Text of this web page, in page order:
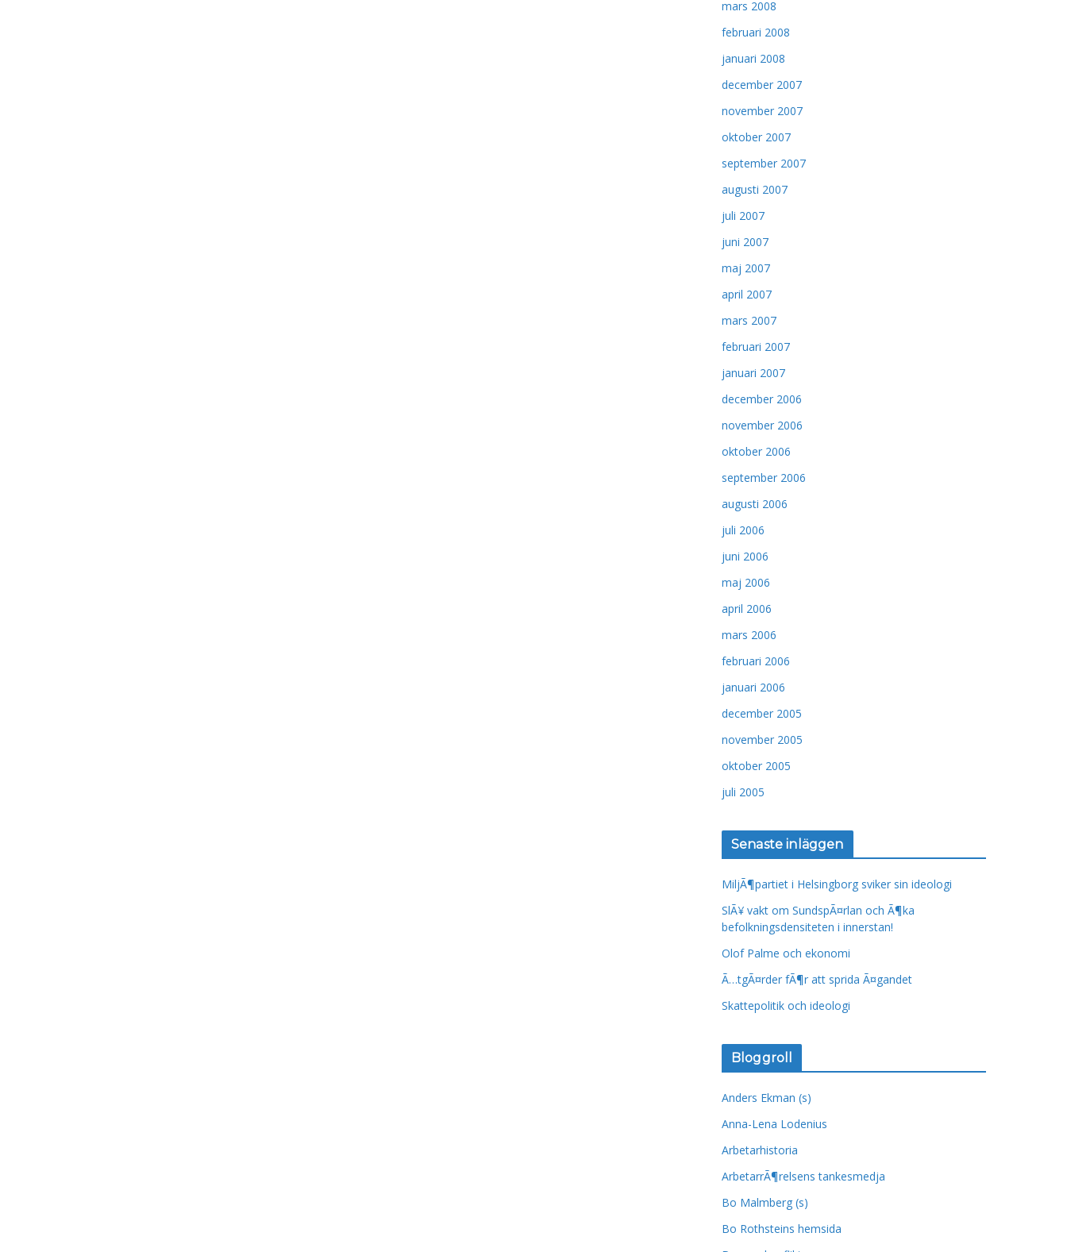
mars 2008
februari 2008
januari 2008
december 2007
november 2007
oktober 2007
september 2007
augusti 2007
juli 2007
juni 2007
maj 2007
april 2007
mars 2007
februari 2007
januari 2007
december 2006
november 2006
oktober 2006
september 2006
augusti 2006
juli 2006
juni 2006
maj 2006
april 2006
mars 2006
februari 2006
januari 2006
december 2005
november 2005
oktober 2005
juli 2005
Senaste inläggen
MiljÃ¶partiet i Helsingborg sviker sin ideologi
SlÃ¥ vakt om SundspÃ¤rlan och Ã¶ka
befolkningsdensiteten i innerstan!
Olof Palme och ekonomi
Ã…tgÃ¤rder fÃ¶r att sprida Ã¤gandet
Skattepolitik och ideologi
Bloggroll
Anders Ekman (s)
Anna-Lena Lodenius
Arbetarhistoria
ArbetarrÃ¶relsens tankesmedja
Bo Malmberg (s)
Bo Rothsteins hemsida